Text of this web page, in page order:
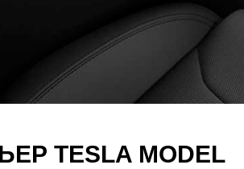
TESLA MODEL